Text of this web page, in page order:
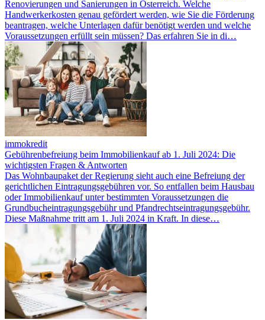
Renovierungen und Sanierungen in Österreich. Welche
Handwerkerkosten genau gefördert werden, wie Sie die Förderung
beantragen, welche Unterlagen dafür benötigt werden und welche
Voraussetzungen erfüllt sein müssen? Das erfahren Sie in di…
immokredit
Gebührenbefreiung beim Immobilienkauf ab 1. Juli 2024: Die
wichtigsten Fragen & Antworten
Das Wohnbaupaket der Regierung sieht auch eine Befreiung der
gerichtlichen Eintragungsgebühren vor. So entfallen beim Hausbau
oder Immobilienkauf unter bestimmten Voraussetzungen die
Grundbucheintragungsgebühr und Pfandrechtseintragungsgebühr.
Diese Maßnahme tritt am 1. Juli 2024 in Kraft. In diese…